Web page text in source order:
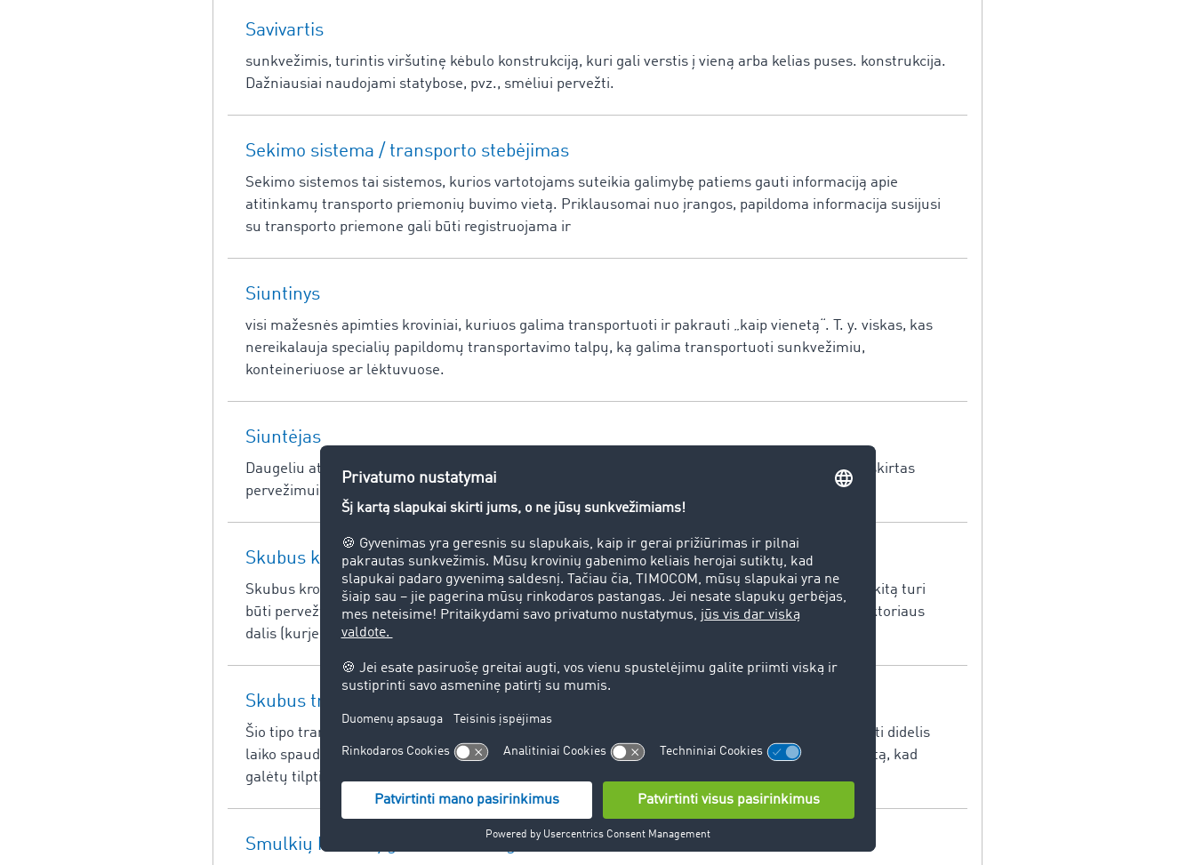
Savivartis
sunkvežimis, turintis viršutinę kėbulo konstrukciją, kuri gali verstis į vieną arba kelias puses. konstrukcija.
Dažniausiai naudojami statybose, pvz., smėliui pervežti.
Sekimo sistema / transporto stebėjimas
Sekimo sistemos tai sistemos, kurios vartotojams suteikia galimybę patiems gauti informaciją apie
atitinkamų transporto priemonių buvimo vietą. Priklausomai nuo įrangos, papildoma informacija susijusi
su transporto priemone gali būti registruojama ir
Siuntinys
visi mažesnės apimties kroviniai, kuriuos galima transportuoti ir pakrauti „kaip vienetą“. T. y. viskas, kas
nereikalauja specialių papildomų transportavimo talpų, ką galima transportuoti sunkvežimiu,
konteineriuose ar lėktuvuose.
Siuntėjas
Daugeliu atvejų siuntėjas, tai yra transporto paslaugų užsakovas. Jie priima iš siuntėjo prekes skirtas
pervežimui ir organizuoja jų transportavimą gavėjui.
Skubus krovinio gabenimas, greito pristatymo krovinys
Skubus krovinio gabenimas ar greito pristatymo krovinys reiškia, kad kroviniai iš vienos vietos į kitą turi
būti pervežti per labai trumpą laikotarpį. Ši transporto rūšis yra Kurjerių tarnybos paslaugų sektoriaus
dalis (kurjerio, skubių ir mažų siuntų
Skubus transportas
Šio tipo transporto užsakymai turi būti įvykdyt per labai trumpą laiką, ryšium su tuo gali atsirasti didelis
laiko spaudimas. Prekės ar kroviniai, kaip įmanoma greičiau turi būti vežami iš vienos vietos į kitą, kad
galėtų tilpti tam numatytuose specialiuose
Smulkių krovinių gabenimas (angl. LTL)